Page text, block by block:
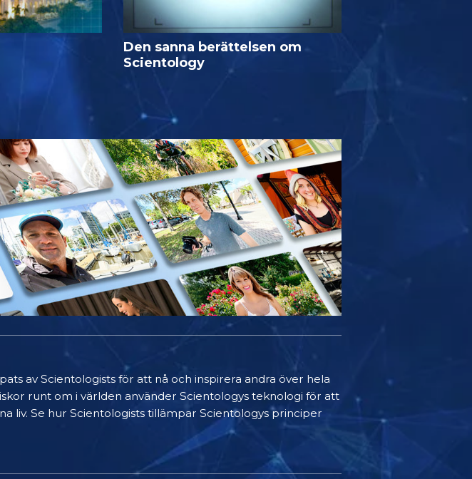
Den sanna berättelsen om
Scientology
av Scientologists för att nå och inspirera andra över hela
runt om i världen använder Scientologys teknologi för att
liv. Se hur Scientologists tillämpar Scientologys principer